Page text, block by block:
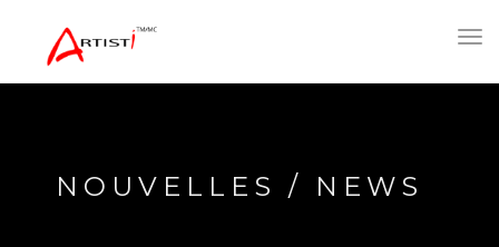
NOUVELLES / NEWS